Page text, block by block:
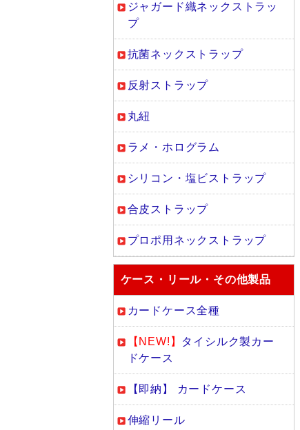
ジャガード織ネックストラッ
プ
抗菌ネックストラップ
反射ストラップ
丸紐
ラメ・ホログラム
シリコン・塩ビストラップ
合皮ストラップ
プロポ用ネックストラップ
ケース・リール・その他製品
カードケース全種
【NEW!】 タイシルク製カー
ドケース
【即納】 カードケース
伸縮リール